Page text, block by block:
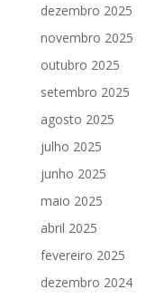
dezembro 2025
novembro 2025
outubro 2025
setembro 2025
agosto 2025
julho 2025
junho 2025
maio 2025
abril 2025
fevereiro 2025
dezembro 2024